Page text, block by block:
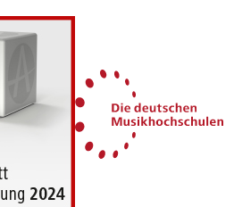
Köln
tolerance and against xenophobia